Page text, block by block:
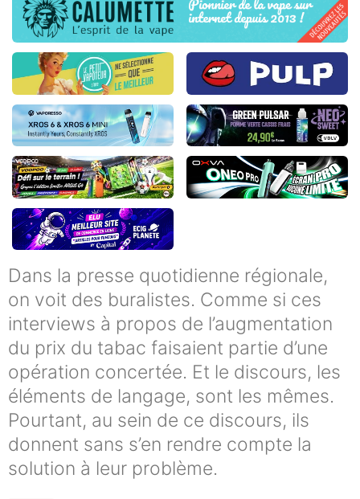
Dans la presse quotidienne régionale,
on voit des buralistes. Comme si ces
interviews à propos de l’augmentation
du prix du tabac faisaient partie d’une
opération concertée. Et le discours, les
éléments de langage, sont les mêmes.
Pourtant, au sein de ce discours, ils
donnent sans s’en rendre compte la
solution à leur problème.